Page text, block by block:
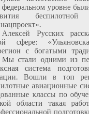
федеральном уровне
Алексей Русских
сфере:
с богатыми
Мы стали одними из
система
Вошли в топ
авиационные
классы по
области такая